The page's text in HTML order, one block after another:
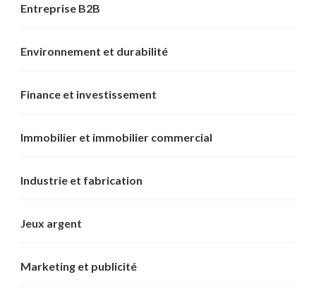
Entreprise B2B
Environnement et durabilité
Finance et investissement
Immobilier et immobilier commercial
Industrie et fabrication
Jeux argent
Marketing et publicité